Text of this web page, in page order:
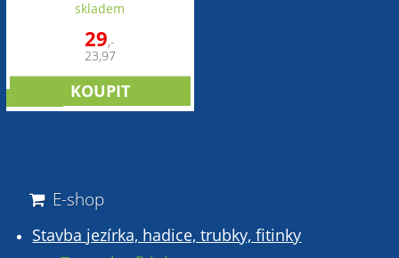
skladem
29,-
23,97
E-shop
Stavba jezírka, hadice, trubky, fitinky